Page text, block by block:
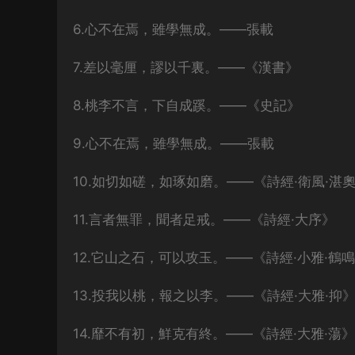
6.心不在焉，雖學無成。——張載
7.差以毫厘，謬以千裏。——《漢書》
8.桃李不言，下自成蹊。——《史記》
9.心不在焉，雖學無成。——張載
10.如切如磋，如琢如磨。——《詩經·衛風·湛奧
11.言者無罪，聞者足戒。——《詩經·大序》
12.它山之石，可以攻玉。——《詩經·小雅·鶴鳴
13.投我以桃，報之以李。——《詩經·大雅·抑》
14.靡不有初，鮮克有終。——《詩經·大雅·蕩》